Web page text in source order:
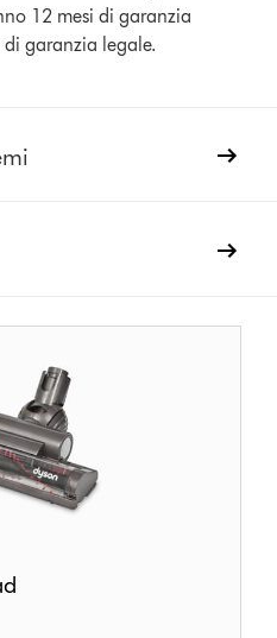
12 mesi di garanzia
garanzia legale.